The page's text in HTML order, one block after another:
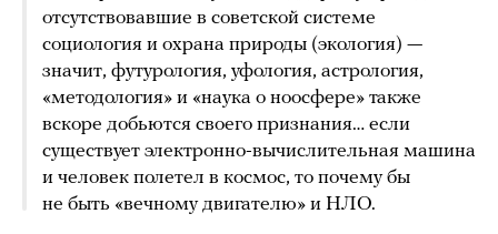
отсутствовавшие в советской системе
социология и охрана природы (экология) —
значит, футурология, уфология, астрология,
«методология» и «наука о ноосфере» также
вскоре добьются своего признания… если
существует электронно-вычислительная машина
и человек полетел в космос, то почему бы
не быть «вечному двигателю» и НЛО.